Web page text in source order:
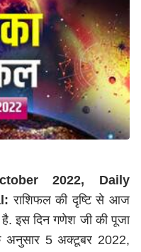
2022, Daily
राशिफल की दृष्टि से आज
इस दिन गणेश जी की पूजा
अनुसार 5 अक्टूबर 2022,